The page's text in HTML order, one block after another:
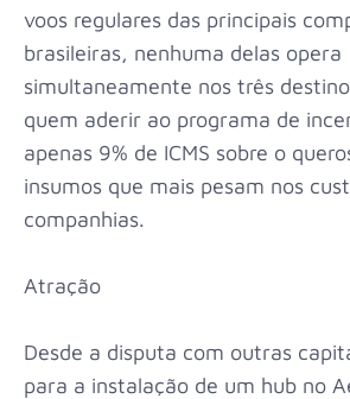
voos regulares das principais
brasileiras, nenhuma delas opera
simultaneamente nos três
quem aderir ao programa de
apenas 9% de ICMS sobre o
insumos que mais pesam nos
companhias.
Atração
Desde a disputa com outras
para a instalação de um hub no